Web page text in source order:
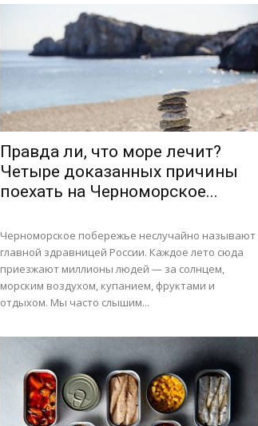
Правда ли, что море лечит?
Четыре доказанных причины
поехать на Черноморское...
Черноморское побережье неслучайно называют
главной здравницей России. Каждое лето сюда
приезжают миллионы людей — за солнцем,
морским воздухом, купанием, фруктами и
отдыхом. Мы часто слышим...